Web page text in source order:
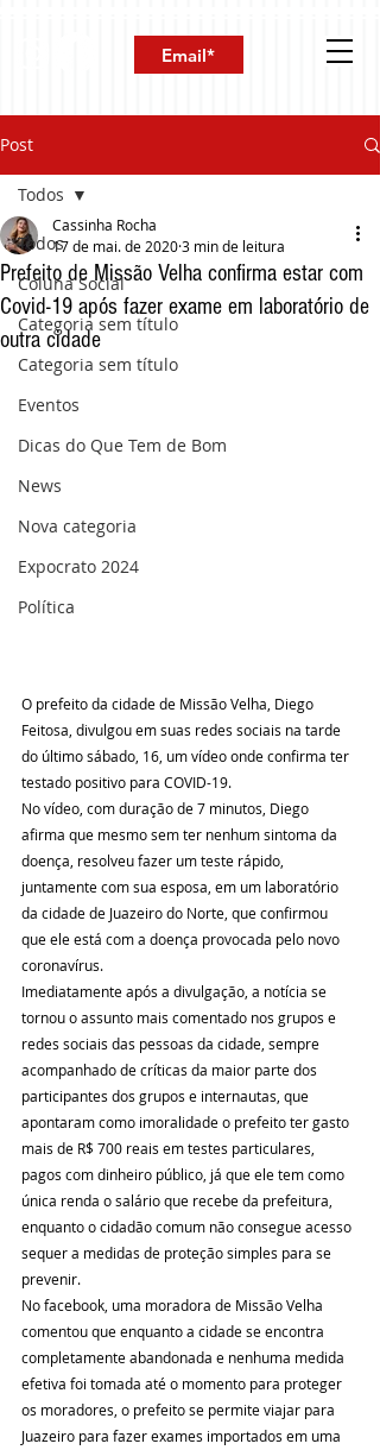
Post
Todos
Coluna Social
Categoria sem título
Categoria sem título
Eventos
Dicas do Que Tem de Bom
News
Nova categoria
Expocrato 2024
Política
Todos
Prefeito de Missão Velha confirma estar com
Covid-19 após fazer exame em laboratório de
outra cidade
Cassinha Rocha
17 de mai. de 20203 min de leitura
O prefeito da cidade de Missão Velha, Diego
Feitosa, divulgou em suas redes sociais na tarde
do último sábado, 16, um vídeo onde confirma ter
testado positivo para COVID-19.
No vídeo, com duração de 7 minutos, Diego
afirma que mesmo sem ter nenhum sintoma da
doença, resolveu fazer um teste rápido,
juntamente com sua esposa, em um laboratório
da cidade de Juazeiro do Norte, que confirmou
que ele está com a doença provocada pelo novo
coronavírus.
Imediatamente após a divulgação, a notícia se
tornou o assunto mais comentado nos grupos e
redes sociais das pessoas da cidade, sempre
acompanhado de críticas da maior parte dos
participantes dos grupos e internautas, que
apontaram como imoralidade o prefeito ter gasto
mais de R$ 700 reais em testes particulares,
pagos com dinheiro público, já que ele tem como
única renda o salário que recebe da prefeitura,
enquanto o cidadão comum não consegue acesso
sequer a medidas de proteção simples para se
prevenir.
No facebook, uma moradora de Missão Velha
comentou que enquanto a cidade se encontra
completamente abandonada e nenhuma medida
efetiva foi tomada até o momento para proteger
os moradores, o prefeito se permite viajar para
Juazeiro para fazer exames importados em uma